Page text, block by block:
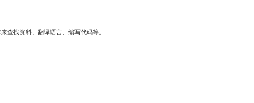
查找资料、翻译语言、编写代码等。